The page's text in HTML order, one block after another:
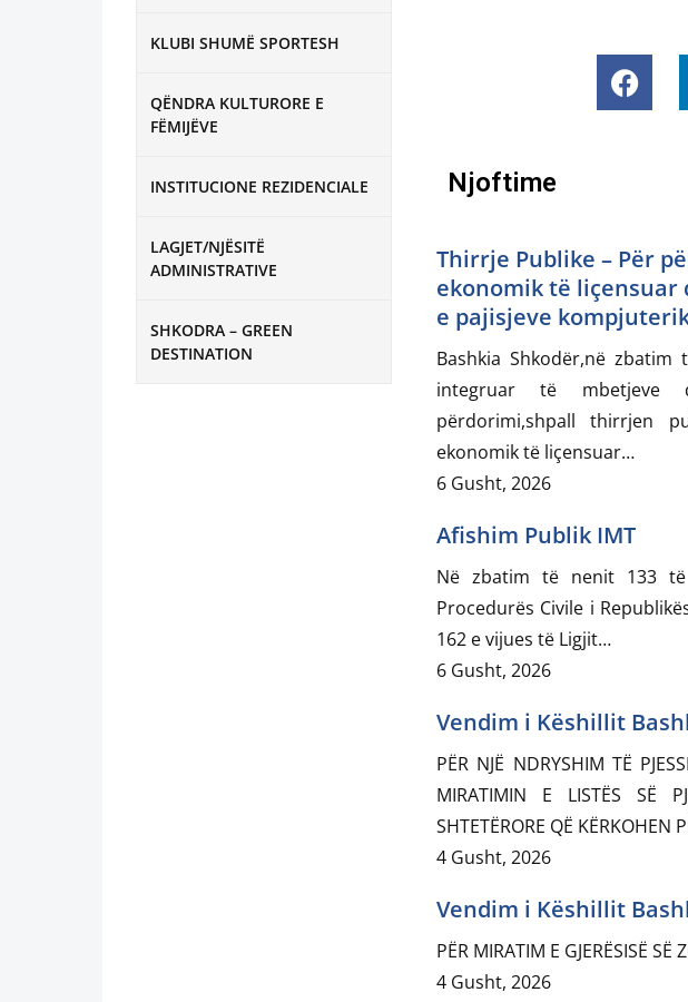
KLUBI SHUMË SPORTESH
QËNDRA KULTURORE E
FËMIJËVE
INSTITUCIONE REZIDENCIALE
LAGJET/NJËSITË
ADMINISTRATIVE
SHKODRA – GREEN
DESTINATION
Njoftime
Thirrje Publike – Për
ekonomik të liçensuar
e pajisjeve
Bashkia Shkodër,në
integruar të mbetjeve
përdorimi,shpall thirrjen
ekonomik të liçensuar…
6 Gusht, 2026
Afishim Publik IMT
Në zbatim të nenit 133 të
Procedurës Civile i
162 e vijues të Ligjit…
6 Gusht, 2026
Vendim i Këshillit
PËR NJË NDRYSHIM TË
MIRATIMIN E LISTËS SË
SHTETËRORE QË KËRKOHEN
4 Gusht, 2026
Vendim i Këshillit
PËR MIRATIM E GJERËSISË SË
4 Gusht, 2026